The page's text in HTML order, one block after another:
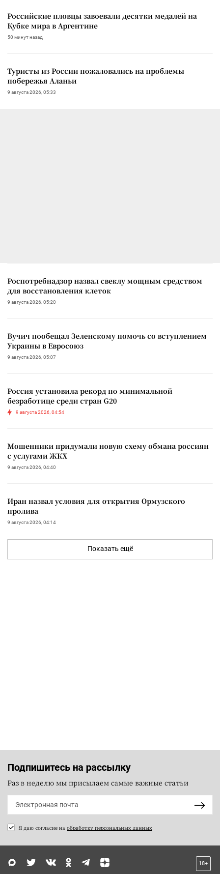
Российские пловцы завоевали десятки медалей на
Кубке мира в Аргентине
50 минут назад
Туристы из России пожаловались на проблемы
побережья Аланьи
9 августа 2026, 05:33
Роспотребнадзор назвал свеклу мощным средством
для восстановления клеток
9 августа 2026, 05:20
Вучич пообещал Зеленскому помочь со вступлением
Украины в Евросоюз
9 августа 2026, 05:07
Россия установила рекорд по минимальной
безработице среди стран G20
9 августа 2026, 04:54
Мошенники придумали новую схему обмана россиян
с услугами ЖКХ
9 августа 2026, 04:40
Иран назвал условия для открытия Ормузского
пролива
9 августа 2026, 04:14
Показать ещё
Подпишитесь на рассылку
Раз в неделю мы присылаем самые важные статьи
Я даю согласие на обработку персональных данных
18+